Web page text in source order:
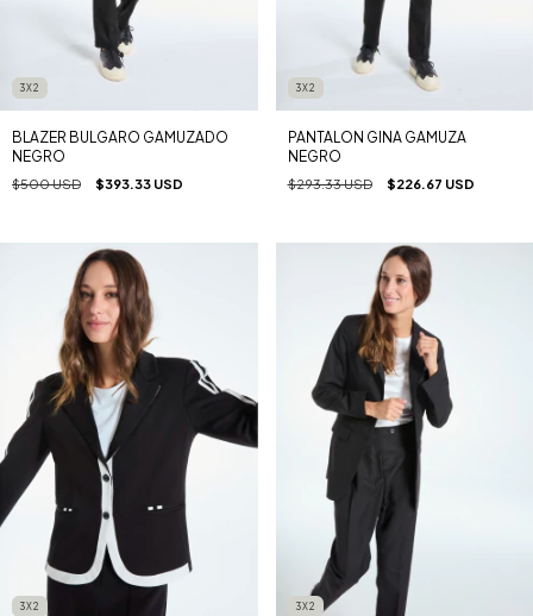
3X2
BLAZER BULGARO GAMUZADO
NEGRO
$500 USD $393.33 USD
3X2
PANTALON GINA GAMUZA
NEGRO
$293.33 USD $226.67 USD
3X2 3X2